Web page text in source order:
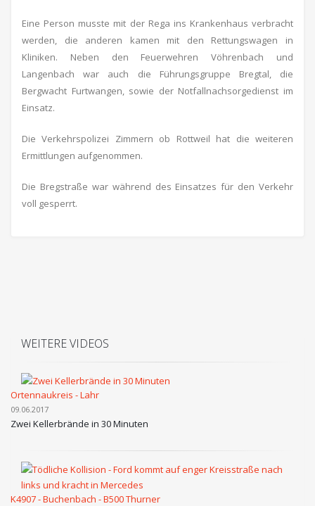
Eine Person musste mit der Rega ins Krankenhaus verbracht
werden, die anderen kamen mit den Rettungswagen in
Kliniken. Neben den Feuerwehren Vöhrenbach und
Langenbach war auch die Führungsgruppe Bregtal, die
Bergwacht Furtwangen, sowie der Notfallnachsorgedienst im
Einsatz.
Die Verkehrspolizei Zimmern ob Rottweil hat die weiteren
Ermittlungen aufgenommen.
Die Bregstraße war während des Einsatzes für den Verkehr
voll gesperrt.
WEITERE VIDEOS
Ortennaukreis - Lahr
09.06.2017
Zwei Kellerbrände in 30 Minuten
K4907 - Buchenbach - B500 Thurner